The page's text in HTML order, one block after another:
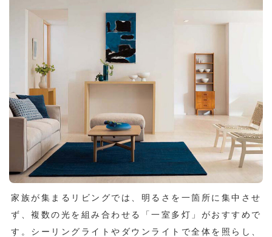
家族が集まるリビングでは、明るさを一箇所に集中させ
ず、複数の光を組み合わせる「一室多灯」がおすすめで
す。シーリングライトやダウンライトで全体を照らし、